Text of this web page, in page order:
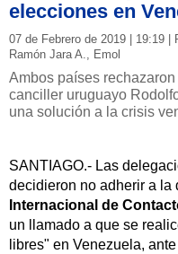
elecciones en
07 de Febrero de 2019 | 19:19 |
Ramón Jara A., Emol
Ambos países
canciller uruguayo
una solución a la crisis
SANTIAGO.- Las
decidieron no adherir a
Internacional de
un llamado a que se
libres" en Venezuela,